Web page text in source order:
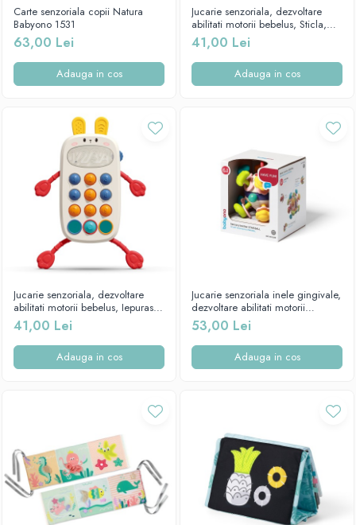
Olite tip scaunel simple
Reductoare antiderapante
Reductoare moi
Seturi cadite 92 cm
Seturi cadite anatomice
Suporti anatomici plastic
Suporti anatomici textili
Suporti metalici cadite
Mese de infasat pliabile
Mese de infasat Ultra Light 50x70
cm
Patuturi pliabile
Tampoane postnatale
Tampoane si protectii silicon
pentru san
Carte senzoriala copii Natura
Babyono 1531
63,00 Lei
Adauga in cos
Jucarie senzoriala, dezvoltare
abilitati motorii bebelus, Sticla,
Babyono
41,00 Lei
Adauga in cos
Jucarie senzoriala, dezvoltare
abilitati motorii bebelus, Iepuras,
Babyono 1580
41,00 Lei
Adauga in cos
Jucarie senzoriala inele gingivale,
dezvoltare abilitati motorii
bebelus, Minge Stele, Babyono
1585
53,00 Lei
Adauga in cos